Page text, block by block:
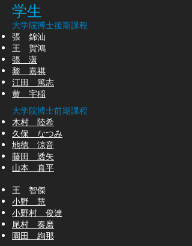
学生
大学院博士後期課程
張 錦汕
王 賀鴻
張 潇
黎 嘉祺
江田 篤志
黄 宇稲
大学院博士前期課程
木村 陸希
久保 なつみ
地徳 涼音
藤田 透矢
山本 真平
王 智傑
小野 慧
小野村 俊達
尾村 奏磨
園田 絢那